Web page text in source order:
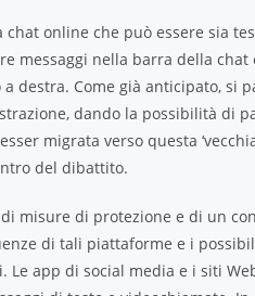
online che può essere sia
messaggi nella barra della
destra. Come già anticipato, si
dando la possibilità di
migrata verso questa
del dibattito.
di misure di protezione e di un
di tali piattaforme e i
app di social media e i siti